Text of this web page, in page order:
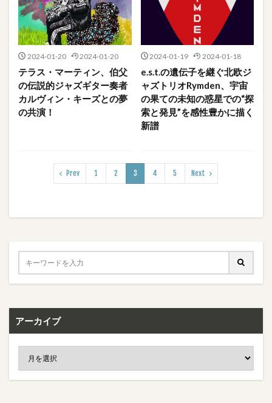
2024-01-20 2024-01-20
テラス・マーティン、伯父
の伝説的ジャズギター奏者
カルヴィン・キーズとの夢
の共演！
2024-01-19 2024-01-18
e.s.t.の遺伝子を継ぐ北欧ジ
ャズトリオRymden、宇宙
の果ての未知の惑星での“探
索と発見”を感性豊かに描く
新譜
Prev 1 2 3 4 5 Next
アーカイブ